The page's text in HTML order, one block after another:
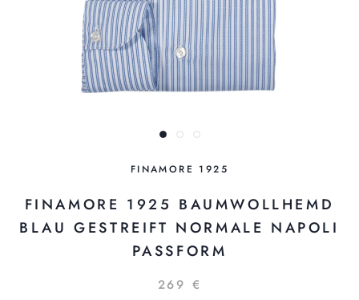
FINAMORE 1925
FINAMORE 1925 BAUMWOLLHEMD
BLAU GESTREIFT NORMALE NAPOLI
PASSFORM
269 €